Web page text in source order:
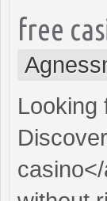
free
Looking